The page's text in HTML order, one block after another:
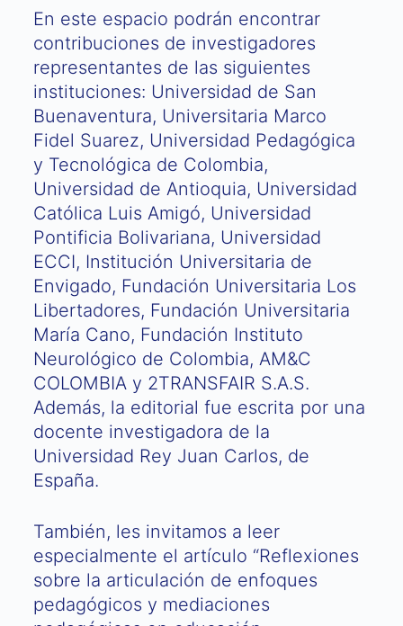
En este espacio podrán encontrar
contribuciones de investigadores
representantes de las siguientes
instituciones: Universidad de San
Buenaventura, Universitaria Marco
Fidel Suarez, Universidad Pedagógica
y Tecnológica de Colombia,
Universidad de Antioquia, Universidad
Católica Luis Amigó, Universidad
Pontificia Bolivariana, Universidad
ECCI, Institución Universitaria de
Envigado, Fundación Universitaria Los
Libertadores, Fundación Universitaria
María Cano, Fundación Instituto
Neurológico de Colombia, AM&C
COLOMBIA y 2TRANSFAIR S.A.S.
Además, la editorial fue escrita por una
docente investigadora de la
Universidad Rey Juan Carlos, de
España.
También, les invitamos a leer
especialmente el artículo “Reflexiones
sobre la articulación de enfoques
pedagógicos y mediaciones